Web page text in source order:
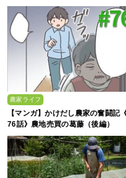
農家ライフ
【マンガ】かけだし農家の奮闘記
76話》農地売買の葛藤（後編）